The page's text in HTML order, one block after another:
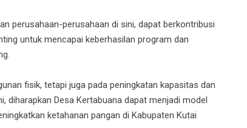
perusahaan-perusahaan di sini, dapat berkontribusi
untuk mencapai keberhasilan program dan
fisik, tetapi juga pada peningkatan kapasitas dan
diharapkan Desa Kertabuana dapat menjadi model
ketahanan pangan di Kabupaten Kutai